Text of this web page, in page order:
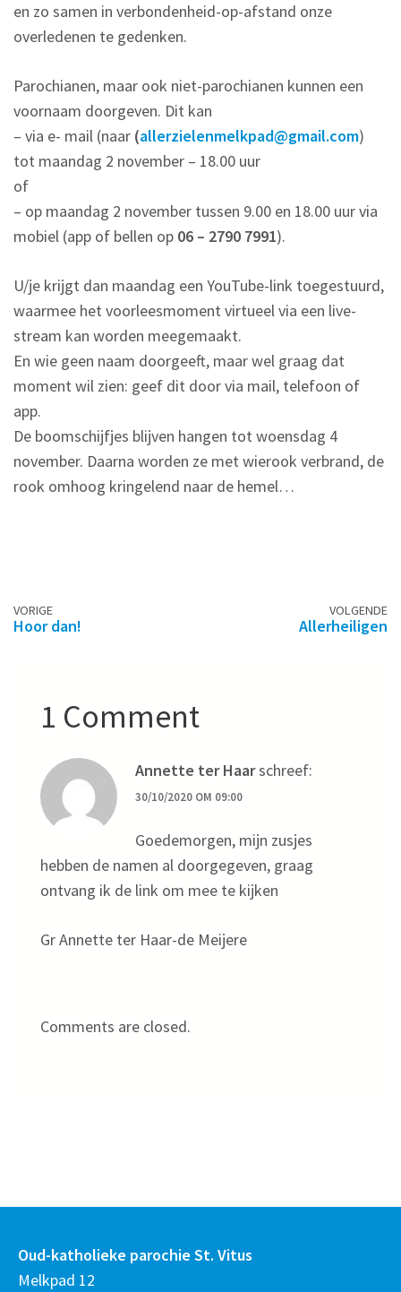
en zo samen in verbondenheid-op-afstand onze
overledenen te gedenken.
Parochianen, maar ook niet-parochianen kunnen een
voornaam doorgeven. Dit kan
– via e- mail (naar (allerzielenmelkpad@gmail.com)
tot maandag 2 november – 18.00 uur
of
– op maandag 2 november tussen 9.00 en 18.00 uur via
mobiel (app of bellen op 06 – 2790 7991).
U/je krijgt dan maandag een YouTube-link toegestuurd,
waarmee het voorleesmoment virtueel via een live-
stream kan worden meegemaakt.
En wie geen naam doorgeeft, maar wel graag dat
moment wil zien: geef dit door via mail, telefoon of
app.
De boomschijfjes blijven hangen tot woensdag 4
november. Daarna worden ze met wierook verbrand, de
rook omhoog kringelend naar de hemel…
Berichtennavigatie
VORIGE
Hoor dan!
VOLGENDE
Allerheiligen
1 Comment
Annette ter Haarschreef:
30/10/2020 OM 09:00
Goedemorgen, mijn zusjes
hebben de namen al doorgegeven, graag
ontvang ik de link om mee te kijken
Gr Annette ter Haar-de Meijere
Comments are closed.
Oud-katholieke parochie St. Vitus
Melkpad 12